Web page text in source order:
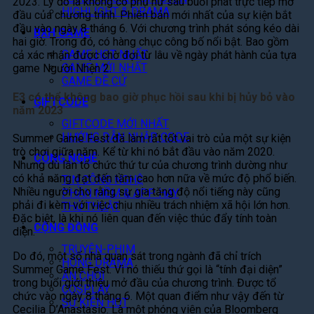
HIGHLIGHT & DRAMA
BXH GAME
GAME HOT NHẤT
GAME MỚI NHẤT
GAME ĐỀ CỬ
GIFTCODE
GIFTCODE MỚI NHẤT
HƯỚNG DẪN NHẬP CODE
CÔNG NGHỆ
TIN CÔNG NGHỆ
PHẦN MỀM & APP HAY
THỦ THUẬT
CỘNG ĐỒNG
TRUYỆN-PHIM
HÓNG DRAMA
ĂN CHƠI
COSPLAY
SỰ KIỆN HOT
đầu của chương trình. Phiên bản mới nhất của sự kiện bắt
đầu vào ngày 8 tháng 6. Với chương trình phát sóng kéo dài
hai giờ. Trong đó, có hàng chục công bố nổi bật. Bao gồm
cả xác nhận được chờ đợi từ lâu về ngày phát hành của tựa
game Người Nhện 2.
E3 có thể không bao giờ phục hồi sau khi bị hủy bỏ vào
năm 2023
Summer Game Fest đã làm rất tốt vai trò của một sự kiện
trò chơi giữa năm. Kể từ khi nó bắt đầu vào năm 2020.
Nhưng dù lần tổ chức thứ tư của chương trình dường như
có khả năng đạt đến tầm cao hơn nữa về mức độ phổ biến.
Nhiều người cho rằng sự gia tăng độ nổi tiếng này cũng
phải đi kèm với việc chịu nhiều trách nhiệm xã hội lớn hơn.
Đặc biệt, là khi nó liên quan đến việc thúc đẩy tính toàn
diện.
Do đó, một số nhà quan sát trong ngành đã chỉ trích
Summer Game Fest. Vì nó thiếu thứ gọi là “tính đại diện”
trong buổi giới thiệu mở đầu của chương trình. Được tổ
chức vào ngày 8 tháng 6. Một quan điểm như vậy đến từ
Cecilia D’Anastasio. Là một phóng viên của Bloomberg